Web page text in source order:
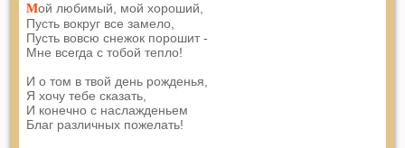
Мой любимый, мой хороший,
Пусть вокруг все замело,
Пусть вовсю снежок порошит -
Мне всегда с тобой тепло!
И о том в твой день рожденья,
Я хочу тебе сказать,
И конечно с наслажденьем
Благ различных пожелать!